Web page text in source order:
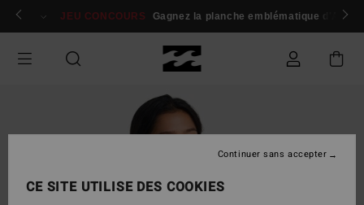
Passer
Se connecter / s'inscrire
JEU CONCOURS Gagnez la planche emblématique d'Andy
CE SITE UTILISE DES COOKIES
Continuer sans accepter